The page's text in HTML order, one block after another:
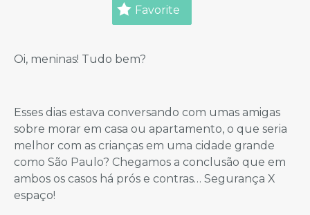
Favorite
Oi, meninas! Tudo bem?
Esses dias estava conversando com umas amigas
sobre morar em casa ou apartamento, o que seria
melhor com as crianças em uma cidade grande
como São Paulo? Chegamos a conclusão que em
ambos os casos há prós e contras… Segurança X
espaço!